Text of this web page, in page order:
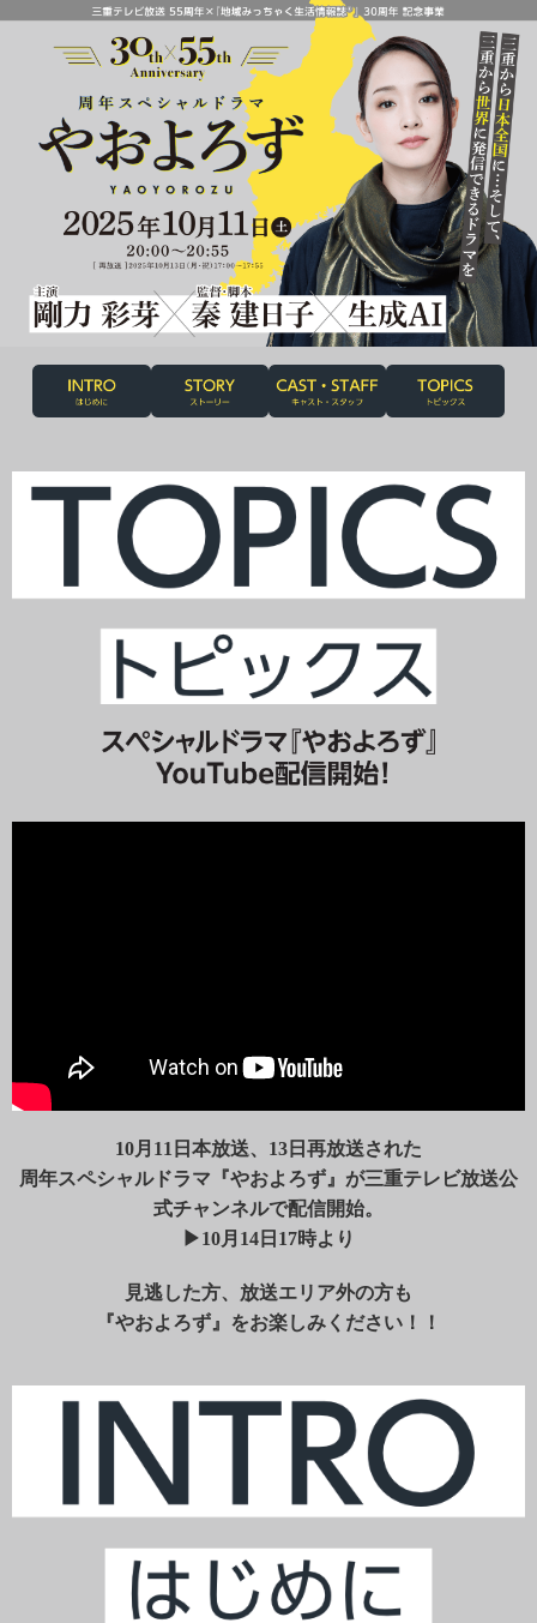
10月11日本放送、13日再放送された
周年スペシャルドラマ『やおよろず』が三重テレビ放送公
式チャンネルで配信開始。
▶10月14日17時より
見逃した方、放送エリア外の方も
『やおよろず』をお楽しみください！！